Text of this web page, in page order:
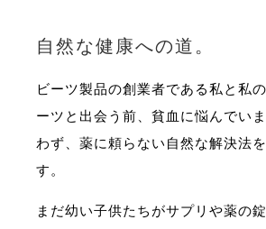
自然な健康への道。
ビーツ製品の創業者である私と私
ーツと出会う前、貧血に悩んでい
わず、薬に頼らない自然な解決法
す。
まだ幼い子供たちがサプリや薬の